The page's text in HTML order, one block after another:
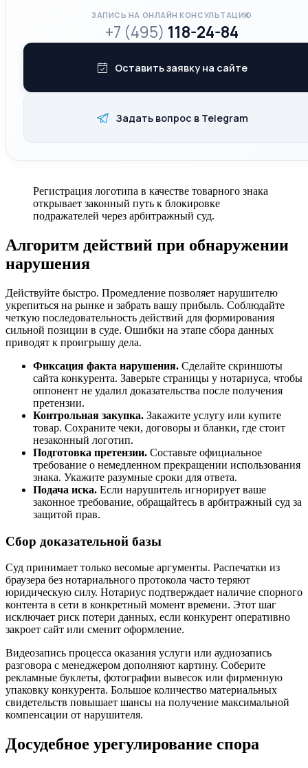
ЗАПИСЬ НА ОНЛАЙН КОНСУЛЬТАЦИЮ
+7 (495) 118-24-84
Оставить заявку на сайте
Задать вопрос в Telegram
Регистрация логотипа в качестве товарного знака
открывает законный путь к блокировке
подражателей через арбитражный суд.
Алгоритм действий при обнаружении
нарушения
Действуйте быстро. Промедление позволяет нарушителю
укрепиться на рынке и забрать вашу прибыль. Соблюдайте
четкую последовательность действий для формирования
сильной позиции в суде. Ошибки на этапе сбора данных
приводят к проигрышу дела.
Фиксация факта нарушения. Сделайте скриншоты
сайта конкурента. Заверьте страницы у нотариуса, чтобы
оппонент не удалил доказательства после получения
претензии.
Контрольная закупка. Закажите услугу или купите
товар. Сохраните чеки, договоры и бланки, где стоит
незаконный логотип.
Подготовка претензии. Составьте официальное
требование о немедленном прекращении использования
знака. Укажите разумные сроки для ответа.
Подача иска. Если нарушитель игнорирует ваше
законное требование, обращайтесь в арбитражный суд за
защитой прав.
Сбор доказательной базы
Суд принимает только весомые аргументы. Распечатки из
браузера без нотариального протокола часто теряют
юридическую силу. Нотариус подтверждает наличие спорного
контента в сети в конкретный момент времени. Этот шаг
исключает риск потери данных, если конкурент оперативно
закроет сайт или сменит оформление.
Видеозапись процесса оказания услуги или аудиозапись
разговора с менеджером дополняют картину. Соберите
рекламные буклеты, фотографии вывесок или фирменную
упаковку конкурента. Большое количество материальных
свидетельств повышает шансы на получение максимальной
компенсации от нарушителя.
Досудебное урегулирование спора